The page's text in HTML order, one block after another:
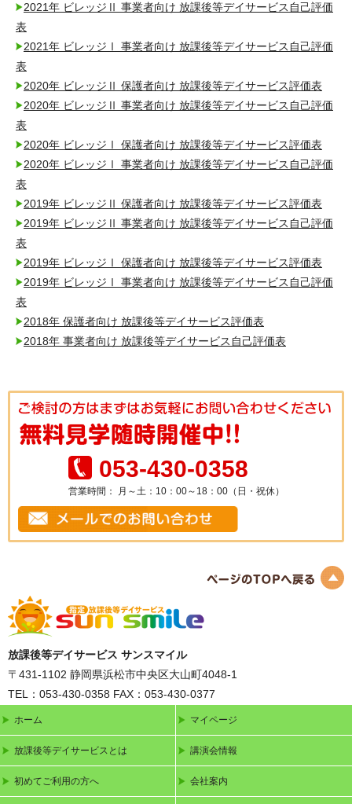
2021年 ビレッジⅡ 事業者向け 放課後等デイサービス自己評価
表
2021年 ビレッジⅠ 事業者向け 放課後等デイサービス自己評価
表
2020年 ビレッジⅡ 保護者向け 放課後等デイサービス評価表
2020年 ビレッジⅡ 事業者向け 放課後等デイサービス自己評価
表
2020年 ビレッジⅠ 保護者向け 放課後等デイサービス評価表
2020年 ビレッジⅠ 事業者向け 放課後等デイサービス自己評価
表
2019年 ビレッジⅡ 保護者向け 放課後等デイサービス評価表
2019年 ビレッジⅡ 事業者向け 放課後等デイサービス自己評価
表
2019年 ビレッジⅠ 保護者向け 放課後等デイサービス評価表
2019年 ビレッジⅠ 事業者向け 放課後等デイサービス自己評価
表
2018年 保護者向け 放課後等デイサービス評価表
2018年 事業者向け 放課後等デイサービス自己評価表
TEL： 053-430-0358
営業時間： 月～土：10：00～18：00（日・祝休）
放課後等デイサービス サンスマイル
〒431-1102 静岡県浜松市中央区大山町4048-1
TEL：053-430-0358 FAX：053-430-0377
ホーム
放課後等デイサービスとは
初めてご利用の方へ
マイページ
講演会情報
会社案内